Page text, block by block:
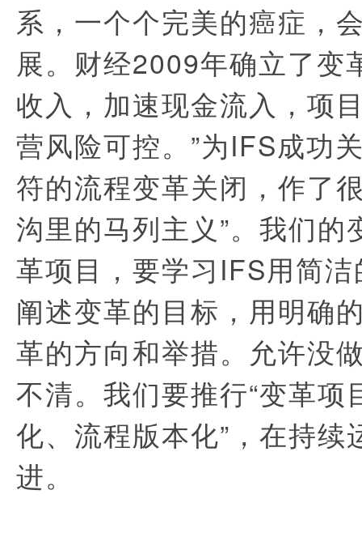
系，一个个完美的癌症，
展。财经2009年确立了变
收入，加速现金流入，项
营风险可控。”为IFS成功
符的流程变革关闭，作了
沟里的马列主义”。我们的
革项目，要学习IFS用简
阐述变革的目标，用明确
革的方向和举措。允许没
不清。我们要推行“变革项
化、流程版本化”，在持续
进。